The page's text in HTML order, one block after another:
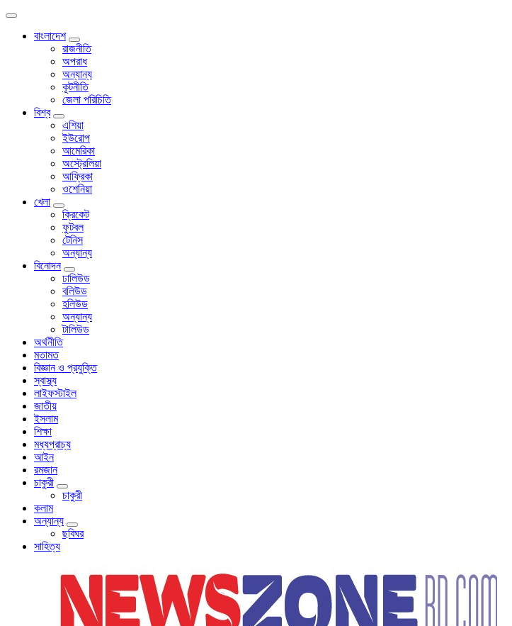
বাংলাদেশ
রাজনীতি
অপরাধ
অন্যান্য
কূটনীতি
জেলা পরিচিতি
বিশ্ব
এশিয়া
ইউরোপ
আমেরিকা
অস্ট্রেলিয়া
আফ্রিকা
ওশেনিয়া
খেলা
ক্রিকেট
ফুটবল
টেনিস
অন্যান্য
বিনোদন
ঢালিউড
বলিউড
হলিউড
অন্যান্য
টালিউড
অর্থনীতি
মতামত
বিজ্ঞান ও প্রযুক্তি
স্বাস্থ্য
লাইফস্টাইল
জাতীয়
ইসলাম
শিক্ষা
মধ্যপ্রাচ্য
আইন
রমজান
চাকুরী
চাকুরী
কলাম
অন্যান্য
ছবিঘর
সাহিত্য